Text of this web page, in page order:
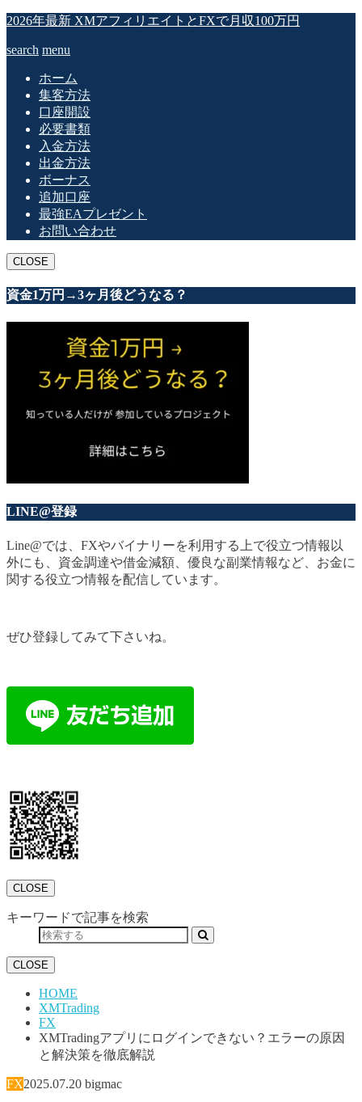
2026年最新 XMアフィリエイトとFXで月収100万円
search menu
ホーム
集客方法
口座開設
必要書類
入金方法
出金方法
ボーナス
追加口座
最強EAプレゼント
お問い合わせ
CLOSE
資金1万円→3ヶ月後どうなる？
LINE@登録
Line@では、FXやバイナリーを利用する上で役立つ情報以
外にも、資金調達や借金減額、優良な副業情報など、お金に
関する役立つ情報を配信しています。
ぜひ登録してみて下さいね。
CLOSE
キーワードで記事を検索
CLOSE
HOME
XMTrading
FX
XMTradingアプリにログインできない？エラーの原因
と解決策を徹底解説
FX2025.07.20 bigmac